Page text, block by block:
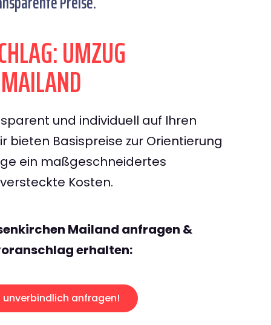
UMZUG
und individuell auf Ihren
bieten Basispreise zur Orientierung
ein maßgeschneidertes
Kosten.
Mailand anfragen &
erhalten:
unverbindlich anfragen!